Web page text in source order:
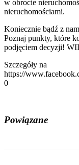
w obrocie
nieruchomościami.
Koniecznie bądź z
Poznaj punkty, które
podjęciem decyzji!
Szczegóły na
https://
0
Powiązane